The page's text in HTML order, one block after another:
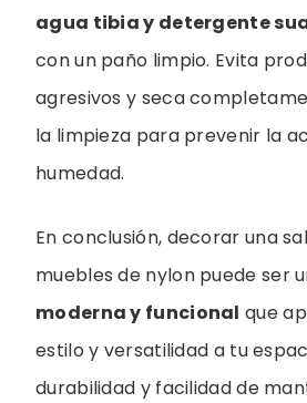
agua tibia y detergente
con un paño limpio. Evita
agresivos y seca
la limpieza para prevenir la
humedad.
En conclusión, decorar una
muebles de nylon puede ser
moderna y funcional que
estilo y versatilidad a tu
durabilidad y facilidad de